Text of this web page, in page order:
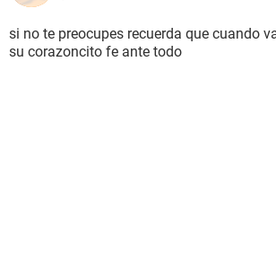
si no te preocupes recuerda que cuando
su corazoncito fe ante todo